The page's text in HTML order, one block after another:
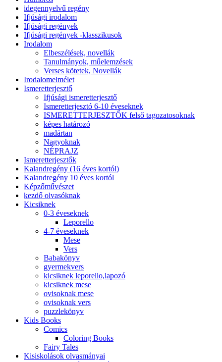
idegennyelvű regény
Ifjúsági irodalom
Ifjúsági regények
Ifjúsági regények -klasszikusok
Irodalom
Elbeszélések, novellák
Tanulmányok, műelemzések
Verses kötetek, Novellák
Irodalomelmélet
Ismeretterjesztő
Ifjúsági ismeretterjesztő
Ismeretterjesztó 6-10 éveseknek
ISMERETTERJESZTŐK felső tagozatosoknak
képes határozó
madártan
Nagyoknak
NÉPRAJZ
Ismeretterjesztők
Kalandregény (16 éves kortól)
Kalandregény 10 éves kortól
Képzőművészet
kezdő olvasóknak
Kicsiknek
0-3 éveseknek
Leporello
4-7 éveseknek
Mese
Vers
Babakönyv
gyermekvers
kicsiknek leporello,lapozó
kicsiknek mese
ovisoknak mese
ovisoknak vers
puzzlekönyv
Kids Books
Comics
Coloring Books
Fairy Tales
Kisiskolások olvasmányai